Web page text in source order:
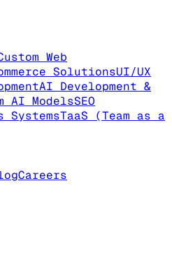
Web
SolutionsUI/UX
AI Development &
AI ModelsSEO
SystemsTaaS (Team as a
Careers